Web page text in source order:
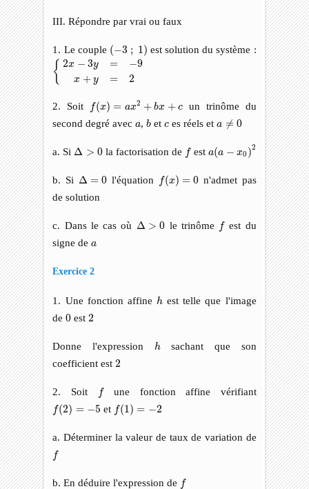
III. Répondre par vrai ou faux
1. Le couple (−3 ; 1)
( 3 ) est solution du système :
{ 2x − 3y = −9
x + y = 2
{2x =− + 2
2. Soit f(x) = ax2 + bx + c
(x = bx c
un trinôme du
second degré aveca
a,b
b etc
c es réels eta ≠ 0
0
a. Si Δ > 0
Δ >0 la factorisation de f
f esta(a − x0 )2
(a
b. Si Δ = 0
Δ l'équation f(x) = 0
(x =
n'admet pas
de solution
c. Dans le cas où Δ > 0
Δ >0 le trinôme f
f est du
signe dea
a
Exercice 2
1. Une fonction affine h
h est telle que l'image
de0
0 est2
2
Donne l'expression h
h sachant que son
coefficient est2
2
2. Soit fune fonction affine vérifiant
f(2) = −5
f(2)= et f(1) = −2
f(1) =
a. Déterminer la valeur de taux de variation de
f
f
b. En déduire l'expression de f
f